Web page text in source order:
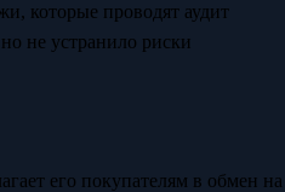
которые проводят аудит
не устранило риски
его покупателям в обмен на